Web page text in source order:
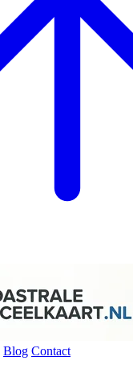
Blog Contact